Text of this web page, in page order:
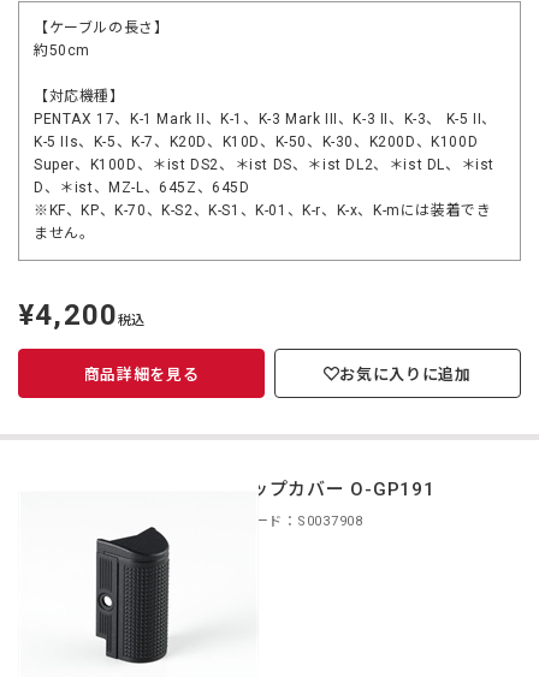
【ケーブルの長さ】
約50cm
【対応機種】
PENTAX 17、K-1 Mark II、K-1、K-3 Mark III、K-3 II、K-3、 K-5 II、
K-5 IIs、K-5、K-7、K20D、K10D、K-50、K-30、K200D、K100D
Super、K100D、＊ist DS2、＊ist DS、＊ist DL2、＊ist DL、＊ist
D、＊ist、MZ-L、645Z、645D
※KF、KP、K-70、K-S2、K-S1、K-01、K-r、K-x、K-mには装着でき
ません。
定
価
¥4,200税込
商品詳細を見る お気に入りに追加
グリップカバー O-GP191
商品コード：S0037908